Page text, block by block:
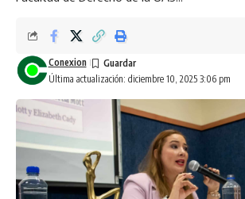
Última actualización: diciembre 10, 2025 3:06 pm
Conexion